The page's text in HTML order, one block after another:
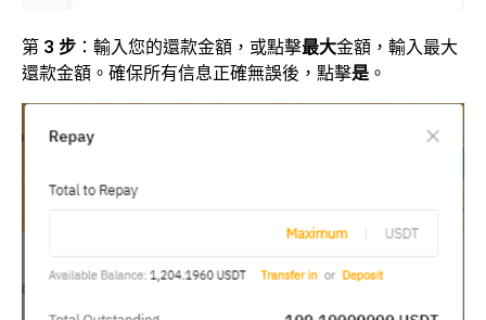
第 3 步 ：輸入您的還款金額，或點擊最大金額，輸入最大
還款金額。確保所有信息正確無誤後，點擊是。